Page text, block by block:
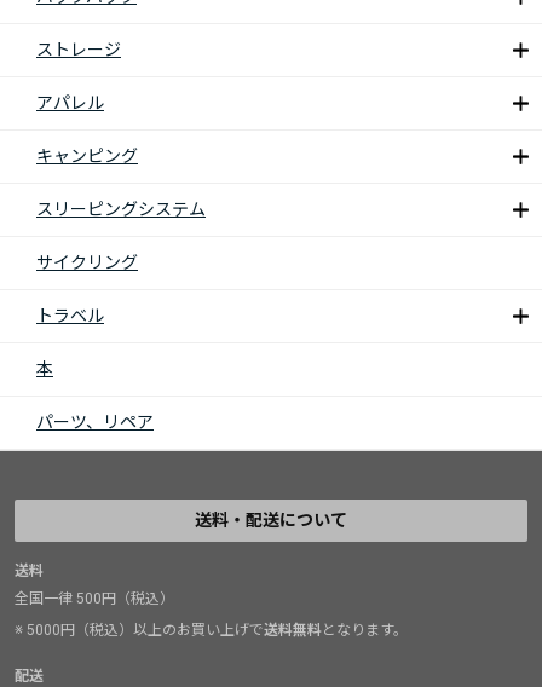
ストレージ
アパレル
キャンピング
スリーピングシステム
サイクリング
トラベル
本
パーツ、リペア
送料・配送について
送料
全国一律 500円（税込）
※ 5000円（税込）以上のお買い上げで送料無料となります。
配送